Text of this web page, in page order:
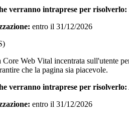
verranno intraprese per risolverlo:
entro il 31/12/2026
Core Web Vital incentrata sull'utente
che la pagina sia piacevole.
verranno intraprese per risolverlo:
entro il 31/12/2026